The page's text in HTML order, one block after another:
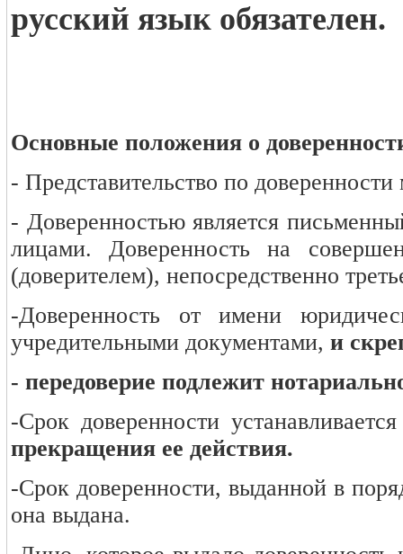
русский язык обязателен.
Основные положения о
- Представительство по
- Доверенностью является
лицами. Доверенность на
(доверителем), непосредственно
-Доверенность от имени
учредительными документами, и
- передоверие подлежит
-Срок доверенности
прекращения ее действия.
-Срок доверенности, выданной в
она выдана.